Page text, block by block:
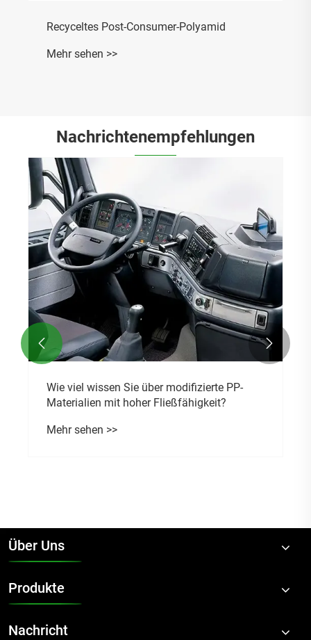
Recyceltes Post-Consumer-Polyamid
Mehr sehen >>
Nachrichtenempfehlungen
Wie viel wissen Sie über modifizierte PP-
Materialien mit hoher Fließfähigkeit?
Mehr sehen >>
 
Über Uns
Produkte
Nachricht